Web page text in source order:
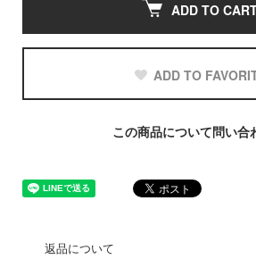
ADD TO
ADD TO
この商品について問い合
返品について